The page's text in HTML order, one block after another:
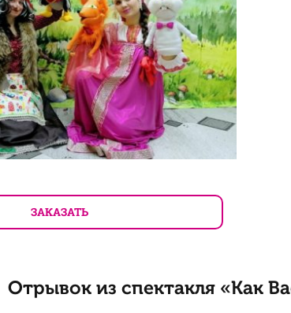
ЗАКАЗАТЬ
Отрывок из спектакля «Как